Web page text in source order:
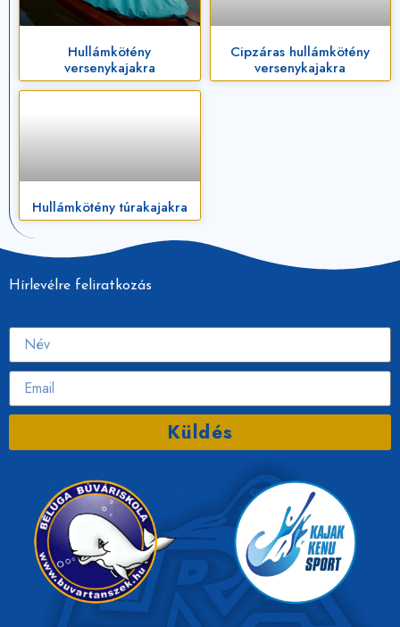
Hullámkötény
versenykajakra
Cipzáras hullámkötény
versenykajakra
Hullámkötény túrakajakra
Hírlevélre feliratkozás
Küldés